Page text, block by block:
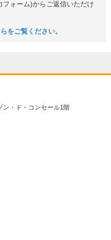
ォーム)からご返信いただけ
をご覧ください。
ン・ド・コンセール1階